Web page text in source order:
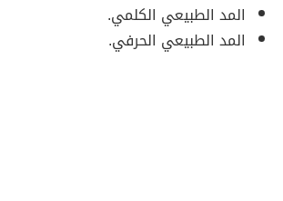
المد الطبيعي الكلمي.
المد الطبيعي الحرفي.